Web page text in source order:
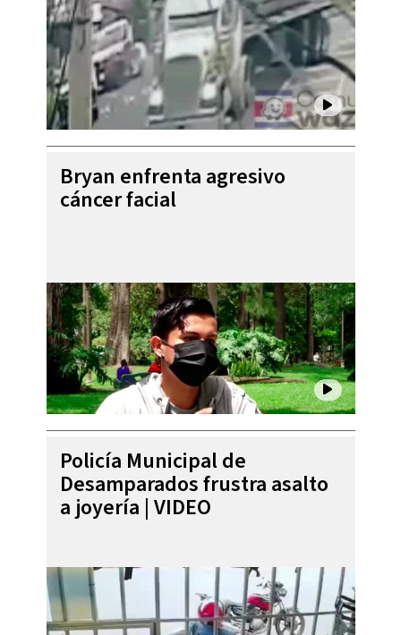
Bryan enfrenta agresivo
cáncer facial
Policía Municipal de
Desamparados frustra asalto
a joyería | VIDEO